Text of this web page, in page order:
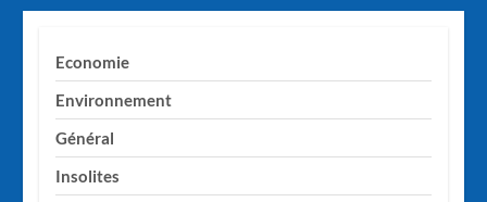
Economie
Environnement
Général
Insolites